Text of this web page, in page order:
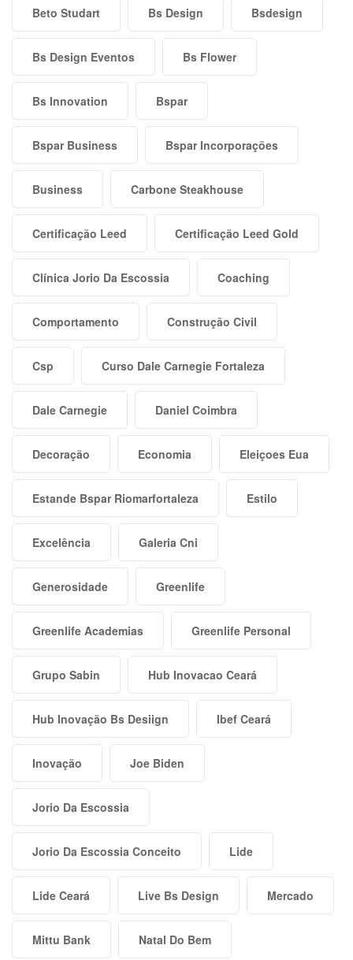
Beto Studart Bs Design Bsdesign
Bs Design Eventos Bs Flower
Bs Innovation Bspar
Bspar Business Bspar Incorporações
Business Carbone Steakhouse
Certificação Leed Certificação Leed Gold
Clínica Jorio Da Escossia Coaching
Comportamento Construção Civil
Csp Curso Dale Carnegie Fortaleza
Dale Carnegie Daniel Coimbra
Decoração Economia Eleiçoes Eua
Estande Bspar Riomarfortaleza Estilo
Excelência Galeria Cni
Generosidade Greenlife
Greenlife Academias Greenlife Personal
Grupo Sabin Hub Inovacao Ceará
Hub Inovação Bs Desiign Ibef Ceará
Inovação Joe Biden
Jorio Da Escossia
Jorio Da Escossia Conceito Lide
Lide Ceará Live Bs Design Mercado
Mittu Bank Natal Do Bem